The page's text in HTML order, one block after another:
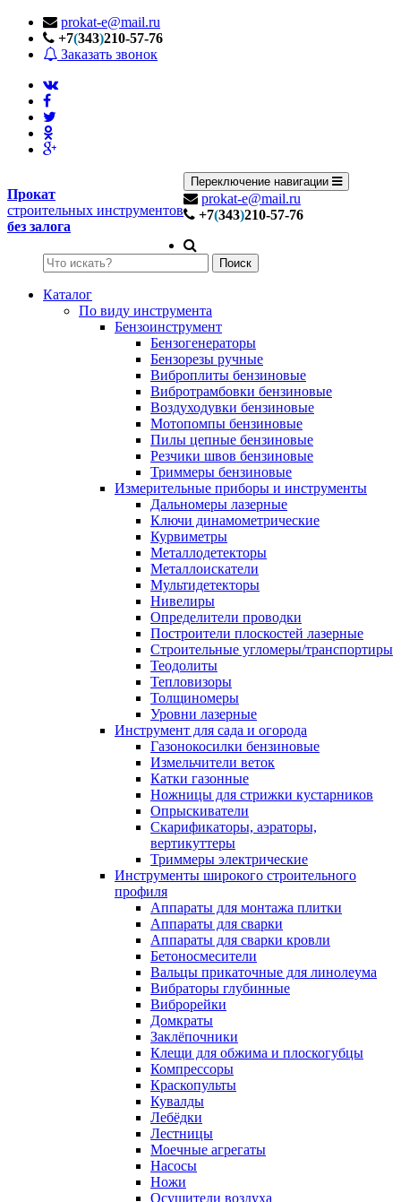
prokat-e@mail.ru
+7(343)210-57-76
Заказать звонок
Прокат
строительных инструментов
без залога
Переключение навигации
prokat-e@mail.ru
+7(343)210-57-76
Поиск
Каталог
По виду инструмента
Бензоинструмент
Бензогенераторы
Бензорезы ручные
Виброплиты бензиновые
Вибротрамбовки бензиновые
Воздуходувки бензиновые
Мотопомпы бензиновые
Пилы цепные бензиновые
Резчики швов бензиновые
Триммеры бензиновые
Измерительные приборы и инструменты
Дальномеры лазерные
Ключи динамометрические
Курвиметры
Металлодетекторы
Металлоискатели
Мультидетекторы
Нивелиры
Определители проводки
Построители плоскостей лазерные
Строительные угломеры/транспортиры
Теодолиты
Тепловизоры
Толщиномеры
Уровни лазерные
Инструмент для сада и огорода
Газонокосилки бензиновые
Измельчители веток
Катки газонные
Ножницы для стрижки кустарников
Опрыскиватели
Скарификаторы, аэраторы,
вертикуттеры
Триммеры электрические
Инструменты широкого строительного
профиля
Аппараты для монтажа плитки
Аппараты для сварки
Аппараты для сварки кровли
Бетоносмесители
Вальцы прикаточные для линолеума
Вибраторы глубинные
Виброрейки
Домкраты
Заклёпочники
Клещи для обжима и плоскогубцы
Компрессоры
Краскопульты
Кувалды
Лебёдки
Лестницы
Моечные агрегаты
Насосы
Ножи
Осушители воздуха